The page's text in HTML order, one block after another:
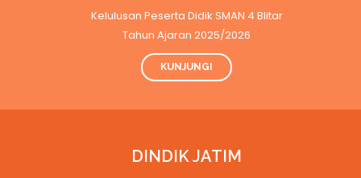
Kelulusan Peserta Didik SMAN 4 Blitar
Tahun Ajaran 2025/2026
KUNJUNGI
DINDIK JATIM